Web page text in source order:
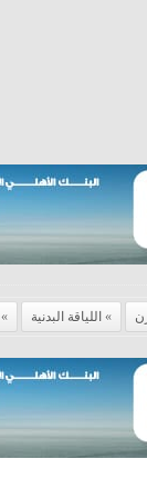
اللياقة البدنية